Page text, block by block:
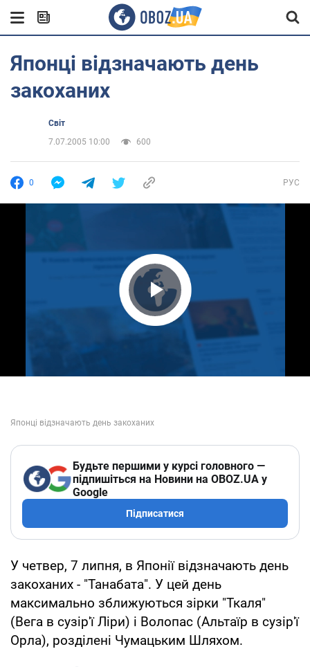
Японці відзначають день
закоханих
Світ
7.07.2005 10:00
600
0 РУС
Play Video
Будьте першими у курсі головного —
підпишіться на Новини на OBOZ.UA у
Google
Підписатися
У четвер, 7 липня, в Японії відзначають день
закоханих - "Танабата". У цей день
максимально зближуються зірки "Ткаля"
(Вега в сузір'ї Ліри) і Волопас (Альтаїр в сузір'ї
Орла), розділені Чумацьким Шляхом.